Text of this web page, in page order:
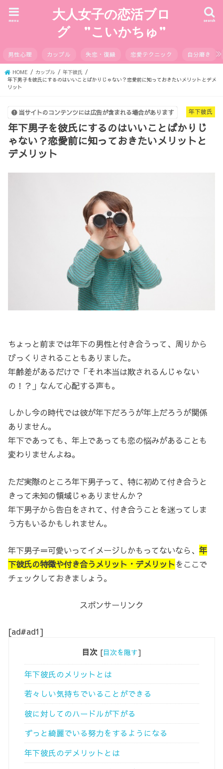
大人女子の恋活ブロ
グ ”こいかちゅ”
search
menu
男性心理 カップル 失恋・復縁 恋愛テクニック 自分磨き
HOME カップル
年下彼氏
年下男子を彼氏にするのはいいことばかりじゃない？恋愛前に知っておきたいメリットとデメ
リット
年下彼氏
当サイトのコンテンツには広告が含まれる場合があります
年下男子を彼氏にするのはいいことばかりじ
ゃない？恋愛前に知っておきたいメリットと
デメリット
ちょっと前までは年下の男性と付き合うって、周りから
びっくりされることもありました。
年齢差があるだけで「それ本当は欺されるんじゃない
の！？」なんて心配する声も。
しかし今の時代では彼が年下だろうが年上だろうが関係
ありません。
年下であっても、年上であっても恋の悩みがあることも
変わりませんよね。
ただ実際のところ年下男子って、特に初めて付き合うと
きって未知の領域じゃありませんか？
年下男子から告白をされて、付き合うことを迷ってしま
う方もいるかもしれません。
年下男子＝可愛いってイメージしかもってないなら、年
下彼氏の特徴や付き合うメリット・デメリットをここで
チェックしておきましょう。
スポンサーリンク
[ad#ad1]
目次 [目次を隠す]
年下彼氏のメリットとは
若々しい気持ちでいることができる
彼に対してのハードルが下がる
ずっと綺麗でいる努力をするようになる
年下彼氏のデメリットとは